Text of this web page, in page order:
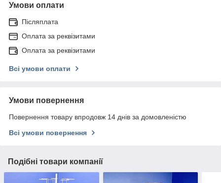
Умови оплати
Післяплата
Оплата за реквізитами
Оплата за реквізитами
Всі умови оплати
Умови повернення
Повернення товару впродовж 14 днів за домовленістю
Всі умови повернення
Подібні товари компанії